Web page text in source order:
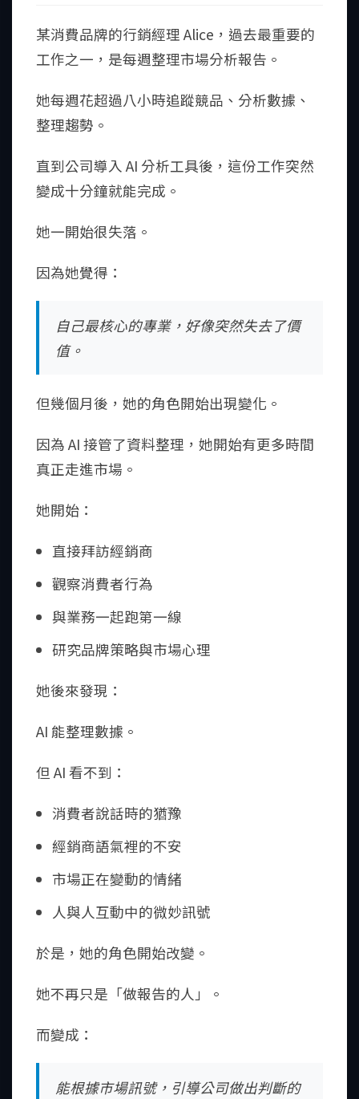
某消費品牌的行銷經理 Alice，過去最重要的
工作之一，是每週整理市場分析報告。
她每週花超過八小時追蹤競品、分析數據、
整理趨勢。
直到公司導入 AI 分析工具後，這份工作突然
變成十分鐘就能完成。
她一開始很失落。
因為她覺得：
自己最核心的專業，好像突然失去了價
值。
但幾個月後，她的角色開始出現變化。
因為 AI 接管了資料整理，她開始有更多時間
真正走進市場。
她開始：
直接拜訪經銷商
觀察消費者行為
與業務一起跑第一線
研究品牌策略與市場心理
她後來發現：
AI 能整理數據。
但 AI 看不到：
消費者說話時的猶豫
經銷商語氣裡的不安
市場正在變動的情緒
人與人互動中的微妙訊號
於是，她的角色開始改變。
她不再只是「做報告的人」。
而變成：
能根據市場訊號，引導公司做出判斷的